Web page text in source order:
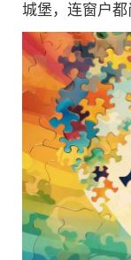
城堡，连窗户都